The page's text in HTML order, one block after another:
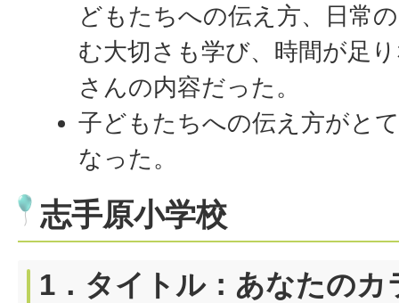
どもたちへの伝え方、日常
む大切さも学び、時間が足
さんの内容だった。
子どもたちへの伝え方がと
なった。
志手原小学校
1．タイトル：あなたのカ